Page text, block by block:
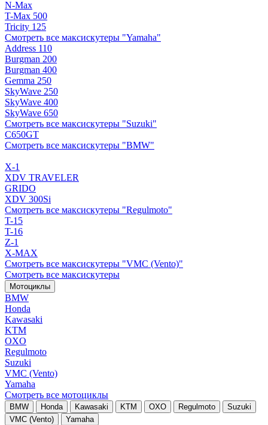
N-Max
T-Max 500
Tricity 125
Смотреть все максискутеры "Yamaha"
Address 110
Burgman 200
Burgman 400
Gemma 250
SkyWave 250
SkyWave 400
SkyWave 650
Смотреть все максискутеры "Suzuki"
C650GT
Смотреть все максискутеры "BMW"
X-1
XDV TRAVELER
GRIDO
XDV 300Si
Смотреть все максискутеры "Regulmoto"
T-15
T-16
Z-1
X-MAX
Смотреть все максискутеры "VMC (Vento)"
Смотреть все максискутеры
Мотоциклы
BMW
Honda
Kawasaki
KTM
OXO
Regulmoto
Suzuki
VMC (Vento)
Yamaha
Смотреть все мотоциклы
BMW Honda Kawasaki KTM OXO Regulmoto
Suzuki
VMC (Vento)
Yamaha